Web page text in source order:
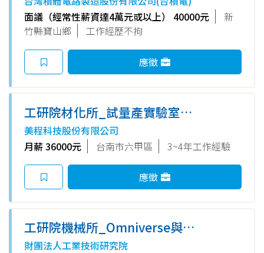
面議（經常性薪資達4萬元或以上） 40000元
新
竹縣寶山鄉
工作經歷不拘
應徵
工研院材化所_試量產實驗室工
程助理派遣人員0203(540L400)
美程科技股份有限公司
月薪 36000元
台南市六甲區 3~4年工作經驗
應徵
工研院機械所_Omniverse與AI
工程師(I200)
財團法人工業技術研究院